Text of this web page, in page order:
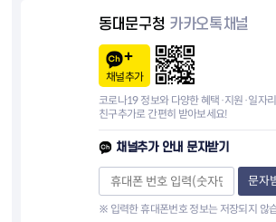
센
동대문구청 카카오톡채널
채널추가
코로나19 정보와 다양한 혜택·지원·일자
친구추가로 간편히 받아보세요!
채널추가 안내 문자받기
문자
※ 입력한 휴대폰번호 정보는 저장되지 않